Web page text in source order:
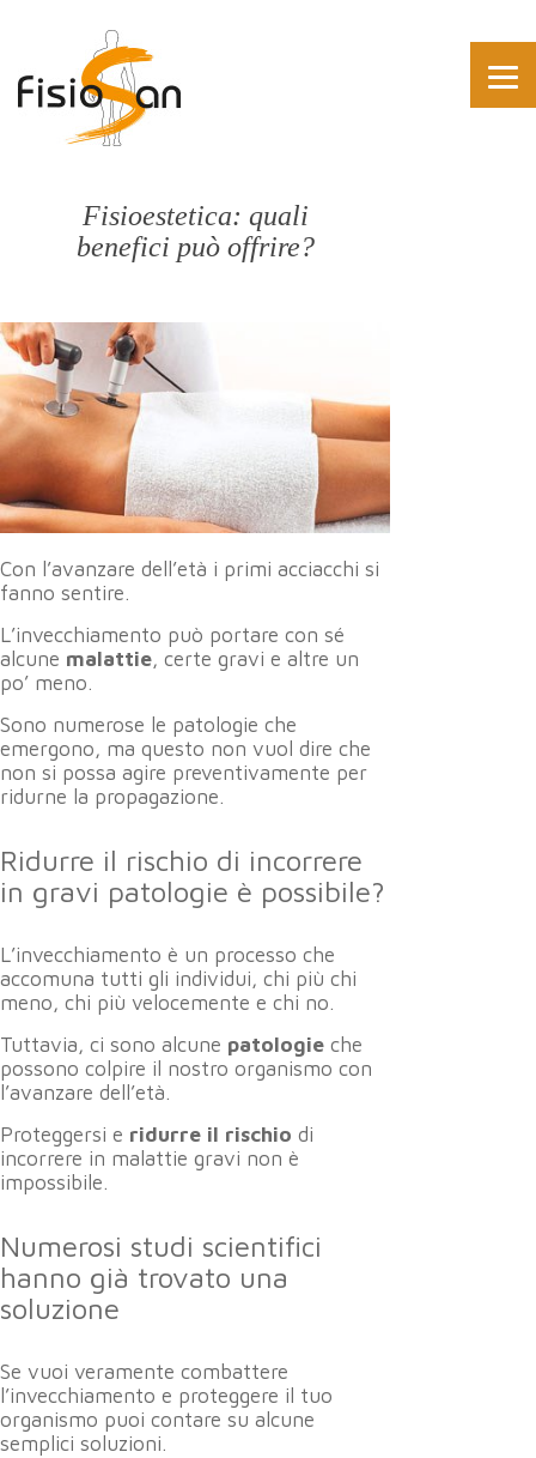
Fisioestetica: quali
benefici può offrire?
Con l’avanzare dell’età i primi acciacchi si
fanno sentire.
L’invecchiamento può portare con sé
alcune malattie, certe gravi e altre un
po’ meno.
Sono numerose le patologie che
emergono, ma questo non vuol dire che
non si possa agire preventivamente per
ridurne la propagazione.
Ridurre il rischio di incorrere
in gravi patologie è possibile?
L’invecchiamento è un processo che
accomuna tutti gli individui, chi più chi
meno, chi più velocemente e chi no.
Tuttavia, ci sono alcune patologie che
possono colpire il nostro organismo con
l’avanzare dell’età.
Proteggersi e ridurre il rischio di
incorrere in malattie gravi non è
impossibile.
Numerosi studi scientifici
hanno già trovato una
soluzione
Se vuoi veramente combattere
l’invecchiamento e proteggere il tuo
organismo puoi contare su alcune
semplici soluzioni.